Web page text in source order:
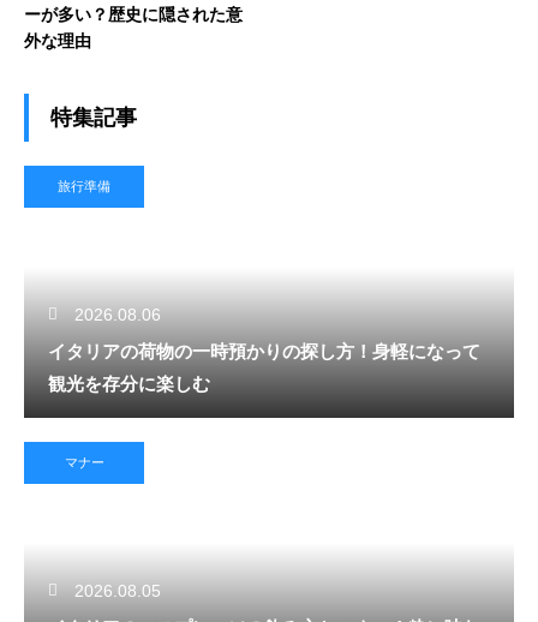
ーが多い？歴史に隠された意
外な理由
特集記事
旅行準備
2026.08.06
イタリアの荷物の一時預かりの探し方！身軽になって
観光を存分に楽しむ
マナー
2026.08.05